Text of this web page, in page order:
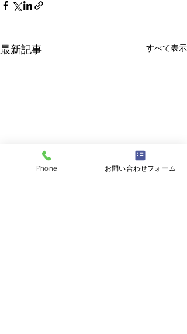
最新記事 すべて表示
Phone お問い合わせフォーム